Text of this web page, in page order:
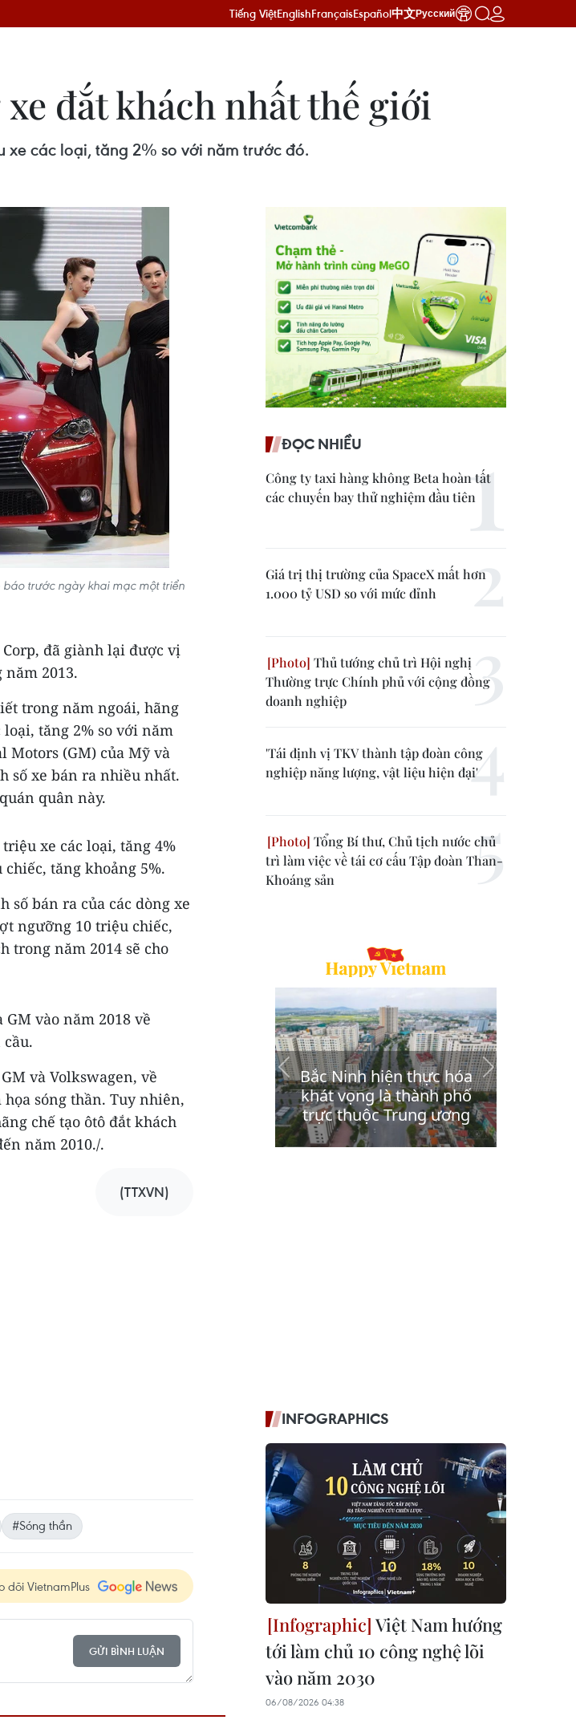
Tiếng ViệtEnglishFrançaisEspañol中文Русский
đắt khách nhất thế giới
xe các loại, tăng 2% so với năm trước đó.
báo trước ngày khai mạc một triển
Corp, đã giành lại được vị
2013.
trong năm ngoái, hãng
tăng 2% so với năm
Motors (GM) của Mỹ và
số xe bán ra nhiều nhất.
quân này.
xe các loại, tăng 4%
tăng khoảng 5%.
số bán ra của các dòng xe
ngưỡng 10 triệu chiếc,
trong năm 2014 sẽ cho
vào năm 2018 về
và Volkswagen, về
sóng thần. Tuy nhiên,
chế tạo ôtô đắt khách
năm 2010./.
(TTXVN)
#Sóng thần
dõi VietnamPlus
GỬI BÌNH LUẬN
ĐỌC NHIỀU
Công ty taxi hàng không Beta hoàn tất
các chuyến bay thử nghiệm đầu tiên
Giá trị thị trường của SpaceX mất hơn
1.000 tỷ USD so với mức đỉnh
Thủ tướng chủ trì Hội nghị
Thường trực Chính phủ với cộng đồng
doanh nghiệp
'Tái định vị TKV thành tập đoàn công
nghiệp năng lượng, vật liệu hiện đại'
Tổng Bí thư, Chủ tịch nước chủ
trì làm việc về tái cơ cấu Tập đoàn Than-
Khoáng sản
INFOGRAPHICS
Việt Nam hướng
tới làm chủ 10 công nghệ lõi
vào năm 2030
06/08/2026 04:38